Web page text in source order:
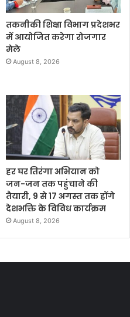
तकनीकी शिक्षा विभाग प्रदेशभर
में आयोजित करेगा रोजगार
मेले
August 8, 2026
हर घर तिरंगा अभियान को
जन-जन तक पहुंचाने की
तैयारी, 9 से 17 अगस्त तक होंगे
देशभक्ति के विविध कार्यक्रम
August 8, 2026